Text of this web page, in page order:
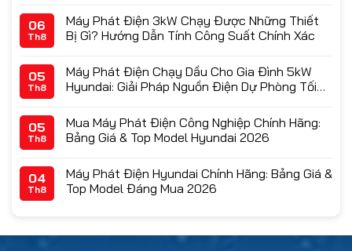
06
Th8
Máy Phát Điện 3kW Chạy Được Những Thiết
Bị Gì? Hướng Dẫn Tính Công Suất Chính Xác
05
Th8
Máy Phát Điện Chạy Dầu Cho Gia Đình 5kW
Hyundai: Giải Pháp Nguồn Điện Dự Phòng Tối
05
Th8
Mua Máy Phát Điện Công Nghiệp Chính Hãng:
Bảng Giá & Top Model Hyundai 2026
04
Th8
Máy Phát Điện Hyundai Chính Hãng: Bảng Giá &
Top Model Đáng Mua 2026